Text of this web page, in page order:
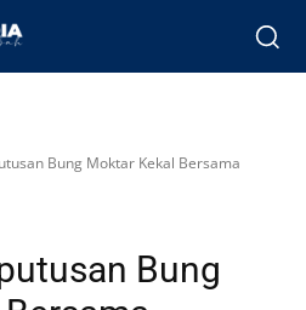
Bung Moktar Kekal Bersama
Bung